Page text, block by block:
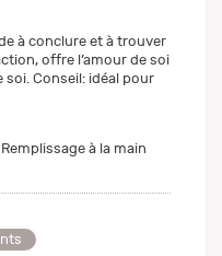
à conclure et à trouver
offre l’amour de soi
Conseil: idéal pour
à la main